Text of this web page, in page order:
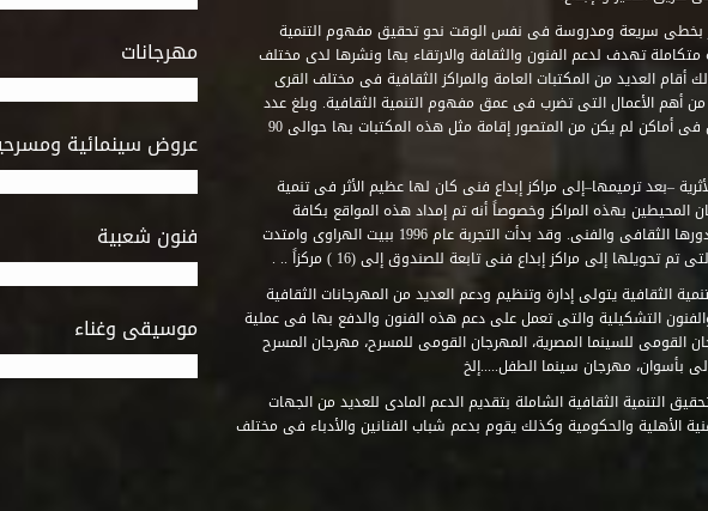
مهرجانات
عروض سينمائية
فنون شعبية
موسيقى وغناء
بخطى سريعة ومدروسة فى نفس الوقت نحو تحقيق مفهوم التنمية
تهدف لدعم الفنون والثقافة والارتقاء بها ونشرها لدى مختلف
العديد من المكتبات العامة والمراكز الثقافية فى مختلف القرى
من أهم الأعمال التى تضرب فى عمق مفهوم التنمية الثقافية. وبلغ عدد
المكتبات التى أنشأها الصندوق فى أماكن لم يكن من المتصور إقامة مثل هذه المكتبات بها حوالى 90
–بعد ترميمها–إلى مراكز إبداع فنى كان لها عظيم الأثر فى تنمية
المحيطين بهذه المراكز وخصوصاً أنه تم إمداد هذه المواقع بكافة
المتطلبات التى تكفل لها أداء دورها الثقافى والفنى. وقد بدأت التجربة عام 1996 ببيت الهراوى وامتدت
تحويلها إلى مراكز إبداع فنى تابعة للصندوق إلى (16 ) مركزاً .. .
الثقافية يتولى إدارة وتنظيم ودعم العديد من المهرجانات الثقافية
التشكيلية والتى تعمل على دعم هذه الفنون والدفع بها فى عملية
القومى للسينما المصرية، المهرجان القومى للمسرح، مهرجان المسرح
بأسوان، مهرجان سينما الطفل.....إلخ
التنمية الثقافية الشاملة بتقديم الدعم المادى للعديد من الجهات
الأهلية والحكومية وكذلك يقوم بدعم شباب الفنانين والأدباء فى مختلف